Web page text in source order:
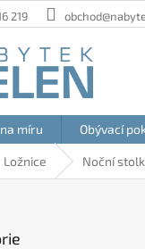
219
míru Obývací
Ložnice Noční